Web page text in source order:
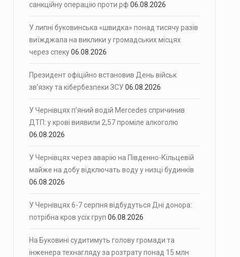
санкційну операцію проти рф 06.08.2026
У липні буковинська «швидка» понад тисячу разів
виїжджала на виклики у громадських місцях
через спеку06.08.2026
Президент офіційно встановив День військ
зв’язку та кібербезпеки ЗСУ06.08.2026
У Чернівцях п’яний водій Mercedes спричинив
ДТП: у крові виявили 2,57 проміле алкоголю
06.08.2026
У Чернівцях через аварію на Південно-Кільцевій
майже на добу відключать воду у низці будинків
06.08.2026
У Чернівцях 6-7 серпня відбудуться Дні донора:
потрібна кров усіх груп 06.08.2026
На Буковині судитимуть голову громади та
інженера технагляду за розтрату понад 15 млн